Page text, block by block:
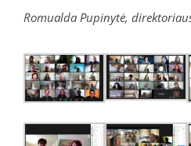
Romualda Pupinytė,